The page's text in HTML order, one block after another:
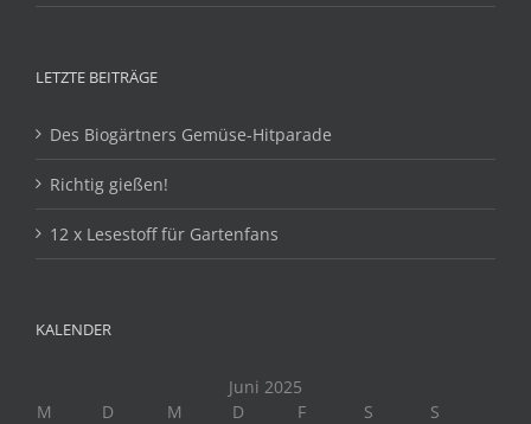
LETZTE BEITRÄGE
Des Biogärtners Gemüse-Hitparade
Richtig gießen!
12 x Lesestoff für Gartenfans
KALENDER
Juni 2025
M
D M D F S
S